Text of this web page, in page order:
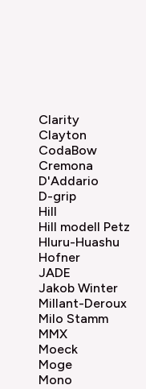
Clarity
Clayton
CodaBow
Cremona
D'Addario
D-grip
Hill
Hill modell Petz
Hluru-Huashu
Hofner
JADE
Jakob Winter
Millant-Deroux
Milo Stamm
MMX
Moeck
Moge
Mono